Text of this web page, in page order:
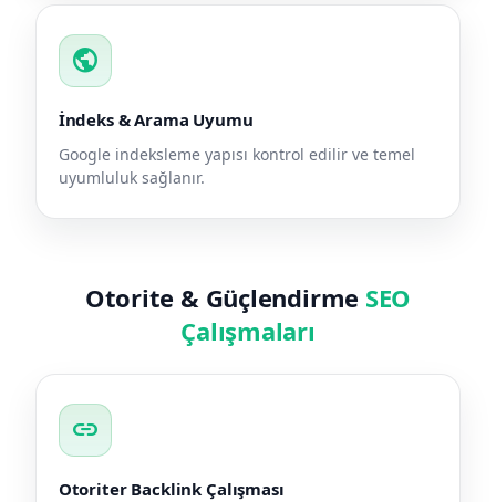
public
İndeks & Arama Uyumu
Google indeksleme yapısı kontrol edilir ve temel
uyumluluk sağlanır.
Otorite & Güçlendirme SEO
Çalışmaları
link
Otoriter Backlink Çalışması